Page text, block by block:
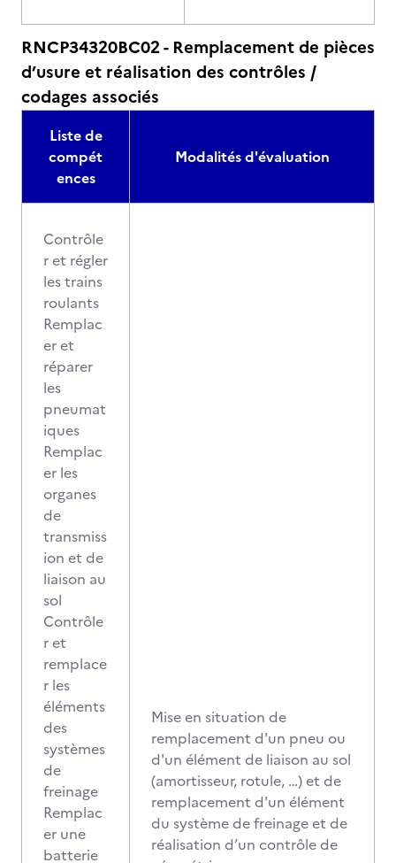
RNCP34320BC02 - Remplacement de pièces
d’usure et réalisation des contrôles /
codages associés
Liste de
compét
ences
Modalités d'évaluation
Contrôle
r et régler
les trains
roulants
Remplac
er et
réparer
les
pneumat
iques
Remplac
er les
organes
de
transmiss
ion et de
liaison au
sol
Contrôle
r et
remplace
r les
éléments
des
systèmes
de
freinage
Remplac
er une
batterie
Mise en situation de
remplacement d'un pneu ou
d'un élément de liaison au sol
(amortisseur, rotule, …) et de
remplacement d'un élément
du système de freinage et de
réalisation d’un contrôle de